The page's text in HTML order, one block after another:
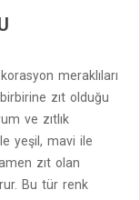
meraklıları
zıt olduğu
ve zıtlık
yeşil, mavi ile
zıt olan
Bu tür renk